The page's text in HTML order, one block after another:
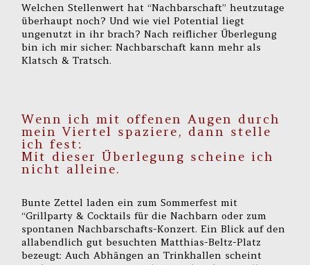
Welchen Stellenwert hat “Nachbarschaft” heutzutage
überhaupt noch? Und wie viel Potential liegt
ungenutzt in ihr brach? Nach reiflicher Überlegung
bin ich mir sicher: Nachbarschaft kann mehr als
Klatsch & Tratsch.
Wenn ich mit offenen Augen durch
mein Viertel spaziere, dann stelle
ich fest:
Mit dieser Überlegung scheine ich
nicht alleine.
Bunte Zettel laden ein zum Sommerfest mit
“Grillparty & Cocktails für die Nachbarn oder zum
spontanen Nachbarschafts-Konzert. Ein Blick auf den
allabendlich gut besuchten Matthias-Beltz-Platz
bezeugt: Auch Abhängen an Trinkhallen scheint